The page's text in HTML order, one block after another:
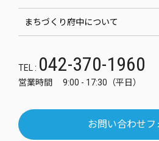
まちづくり府中について
TEL : 042-370-1960
営業時間 9:00 - 17:30（平日）
お問い合わせフ